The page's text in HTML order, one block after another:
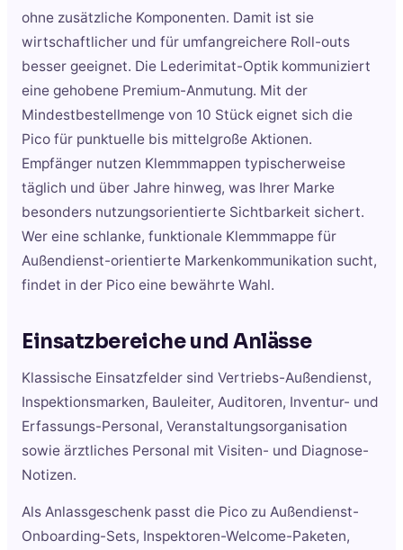
ohne zusätzliche Komponenten. Damit ist sie
wirtschaftlicher und für umfangreichere Roll-outs
besser geeignet. Die Lederimitat-Optik kommuniziert
eine gehobene Premium-Anmutung. Mit der
Mindestbestellmenge von 10 Stück eignet sich die
Pico für punktuelle bis mittelgroße Aktionen.
Empfänger nutzen Klemmmappen typischerweise
täglich und über Jahre hinweg, was Ihrer Marke
besonders nutzungsorientierte Sichtbarkeit sichert.
Wer eine schlanke, funktionale Klemmmappe für
Außendienst-orientierte Markenkommunikation sucht,
findet in der Pico eine bewährte Wahl.
Einsatzbereiche und Anlässe
Klassische Einsatzfelder sind Vertriebs-Außendienst,
Inspektionsmarken, Bauleiter, Auditoren, Inventur- und
Erfassungs-Personal, Veranstaltungsorganisation
sowie ärztliches Personal mit Visiten- und Diagnose-
Notizen.
Als Anlassgeschenk passt die Pico zu Außendienst-
Onboarding-Sets, Inspektoren-Welcome-Paketen,